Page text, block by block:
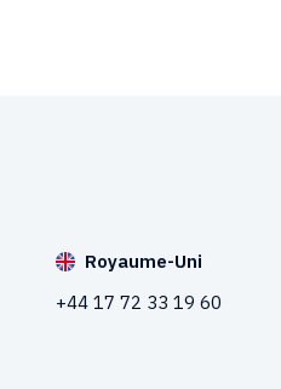
Royaume-Uni
+44 17 72 33 19 60